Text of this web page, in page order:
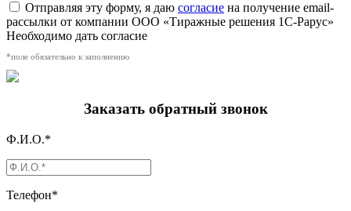
Отправляя эту форму, я даю согласие на получение email-
рассылки от компании ООО «Тиражные решения 1С-Рарус»
Необходимо дать согласие
*поле обязательно к заполнению
Заказать обратный звонок
Ф.И.О.*
Телефон*